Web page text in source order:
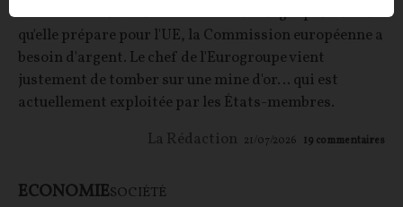
ARTICLE.Pour financer le colossal budget pluriannuel
qu'elle prépare pour l'UE, la Commission européenne a
besoin d'argent. Le chef de l'Eurogroupe vient
justement de tomber sur une mine d'or… qui est
actuellement exploitée par les États-membres.
La Rédaction 21/07/2026 19 commentaires
ECONOMIESOCIÉTÉ